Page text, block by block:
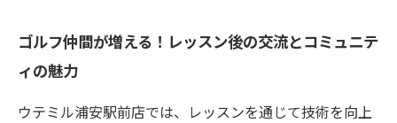
ゴルフ仲間が増える！レッスン後の交流とコミュニテ
ィの魅力
ウテミル浦安駅前店では、レッスンを通じて技術を向上